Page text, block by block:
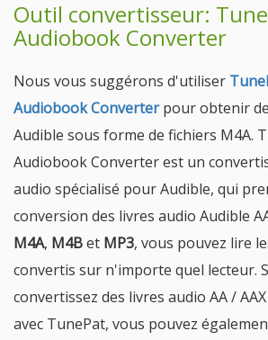
Outil convertisseur:
Audiobook Converter
Nous vous suggérons d'utiliser
Audiobook Converterpour obtenir
Audible sous forme de fichiers M4A.
Audiobook Converter est un
audio spécialisé pour Audible, qui
conversion des livres audio Audible
M4A, M4Bet MP3, vous pouvez lire
convertis sur n'importe quel lecteur.
convertissez des livres audio AA /
avec TunePat, vous pouvez